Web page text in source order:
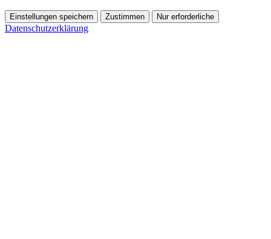
Einstellungen speichern Zustimmen Nur erforderliche
Datenschutzerklärung